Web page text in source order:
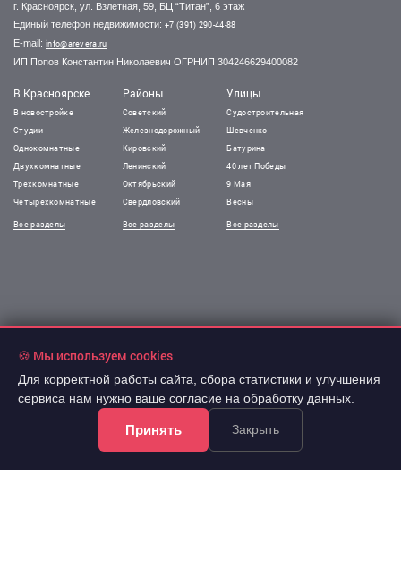
г. Красноярск, ул. Взлетная, 59, БЦ “Титан”, 6 этаж
Единый телефон недвижимости: +7 (391) 290-44-88
E-mail: info@arevera.ru
ИП Попов Константин Николаевич ОГРНИП 304246629400082
В Красноярске
В новостройке
Студии
Однокомнатные
Двухкомнатные
Трехкомнатные
Четырехкомнатные
Все разделы
Районы
Советский
Железнодорожный
Кировский
Ленинский
Октябрьский
Свердловский
Все разделы
Улицы
Судостроительная
Шевченко
Батурина
40 лет Победы
9 Мая
Весны
Все разделы
🍪 Мы используем cookies
Для корректной работы сайта, сбора статистики и улучшения
сервиса нам нужно ваше согласие на обработку данных.
Принять Закрыть